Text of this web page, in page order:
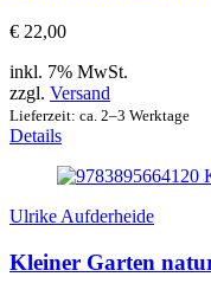
€ 22,00
inkl. 7% MwSt.
zzgl. Versand
Lieferzeit: ca. 2–3 Werktage
Details
Ulrike Aufderheide
Kleiner Garten